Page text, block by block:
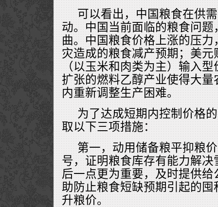
可以看出，中国粮食在供
动。中国当前面临的粮食问
曲。中国粮食价格上涨的压
灾造成的粮食减产预期；美
（以玉米和肉类为主）输入
扩张的燃料乙醇产业使得大
内重新调整生产困难。
为了达成短期内控制价格
取以下三项措施：
第一，动用储备粮平抑粮
号，证明粮食库存有能力解
后一点更为重要，及时提供
助防止粮食短缺预期引起的
升粮价。